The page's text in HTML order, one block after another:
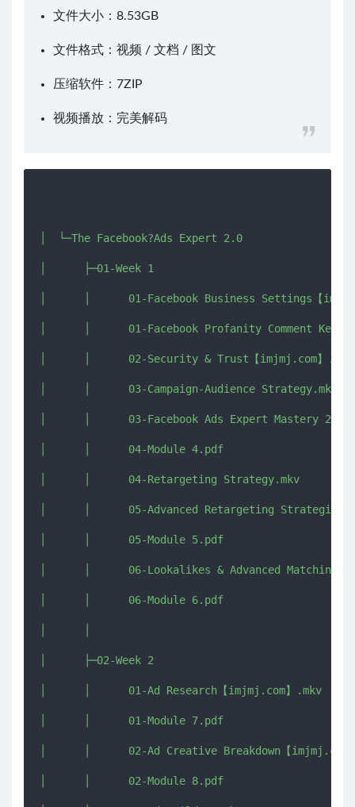
文件大小：8.53GB
文件格式：视频 / 文档 / 图文
压缩软件： 7ZIP
视频播放： 完美解码
│  └─The Facebook?Ads Expert 2.0
│      ├─01-Week 1
│      │      01-Facebook Business Settings【
│      │      01-Facebook Profanity Comment
│      │      02-Security & Trust【imjmj.com】.mkv
│      │      03-Campaign-Audience Strategy.mkv
│      │      03-Facebook Ads Expert Mastery 2.0
│      │      04-Module 4.pdf
│      │      04-Retargeting Strategy.mkv
│      │      05-Advanced Retargeting
│      │      05-Module 5.pdf
│      │      06-Lookalikes & Advanced
│      │      06-Module 6.pdf
│      ├─02-Week 2
│      │      01-Ad Research【imjmj.com】.mkv
│      │      01-Module 7.pdf
│      │      02-Ad Creative Breakdown【imjmj.com
│      │      02-Module 8.pdf